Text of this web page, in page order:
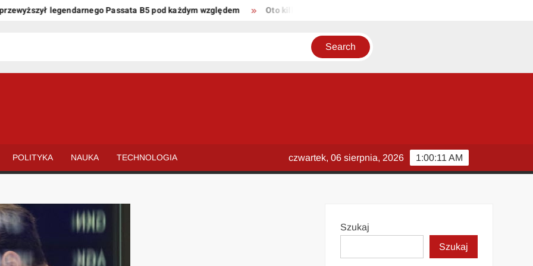
legendarnego Passata B5 pod każdym względem Oto kilka propozycji unikalnych tytułów zachowujących sens
POLITYKA NAUKA TECHNOLOGIA 1:00:12 AM
czwartek, 06 sierpnia, 2026
Szukaj
Szukaj